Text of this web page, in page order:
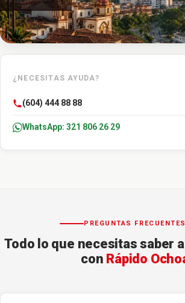
¿NECESITAS AYUDA?
(604) 444 88 88
WhatsApp: 321 806 26 29
PREGUNTAS FRECUENTES
Todo lo que necesitas saber
con Rápido